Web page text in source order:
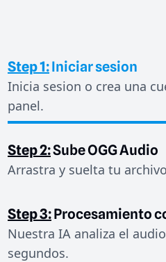
Step 1:Iniciar sesion
Inicia sesion o crea una
panel.
Step 2:Sube OGG Audio
Arrastra y suelta tu
Step 3:Procesamiento
Nuestra IA analiza el
segundos.